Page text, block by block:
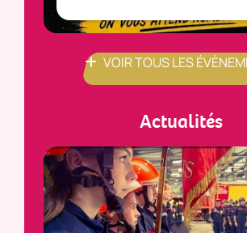
VOIR TOUS LES
Actualités